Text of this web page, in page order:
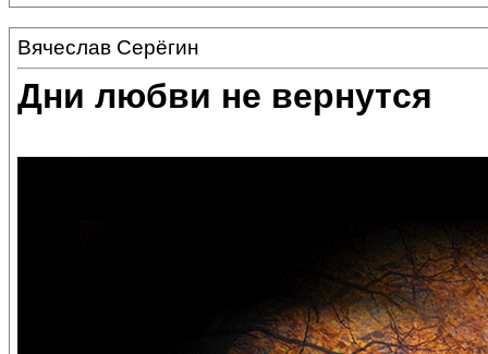
Вячеслав Серёгин
Дни любви не вернутся